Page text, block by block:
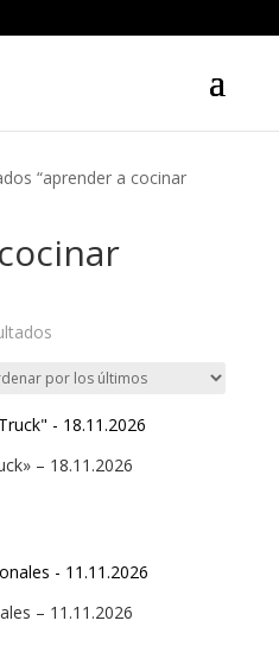
“aprender a cocinar
los
últimos
– 18.11.2026
– 11.11.2026